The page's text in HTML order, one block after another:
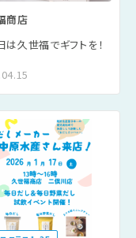
商店
は久世福でギフトを！